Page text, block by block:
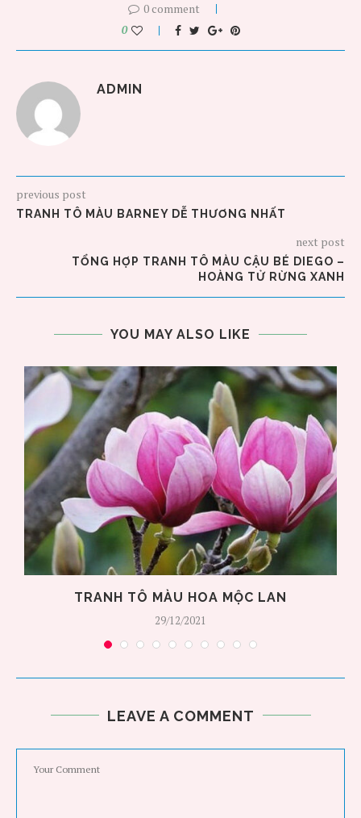
0 comment
0
ADMIN
previous post
TRANH TÔ MÀU BARNEY DỄ THƯƠNG NHẤT
next post
TỔNG HỢP TRANH TÔ MÀU CẬU BÉ DIEGO –
HOÀNG TỬ RỪNG XANH
YOU MAY ALSO LIKE
TRANH TÔ MÀU HOA MỘC LAN
29/12/2021
LEAVE A COMMENT